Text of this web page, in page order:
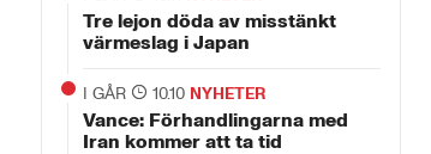
Tre lejon döda av misstänkt
värmeslag i Japan
I GÅR 10.10 NYHETER
Vance: Förhandlingarna med
Iran kommer att ta tid